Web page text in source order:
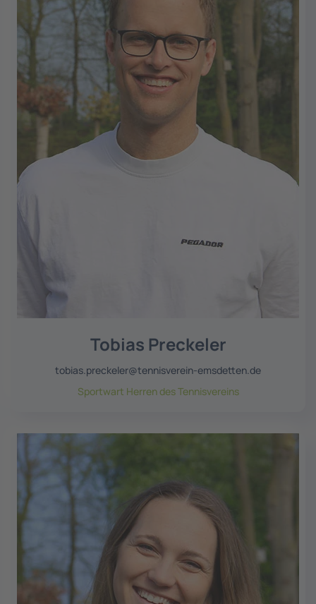
Tobias Preckeler
tobias.preckeler@tennisverein-emsdetten.de
Sportwart Herren des Tennisvereins